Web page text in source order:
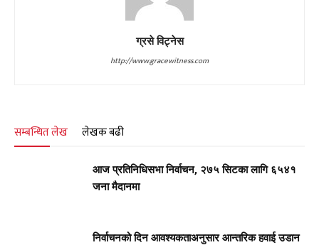
ग्रसे विट्नेस
http://www.gracewitness.com
सम्बन्धित लेख लेखक बढी
आज प्रतिनिधिसभा निर्वाचन, २७५ सिटका लागि ६५४१
जना मैदानमा
निर्वाचनको दिन आवश्यकताअनुसार आन्तरिक हवाई उडान